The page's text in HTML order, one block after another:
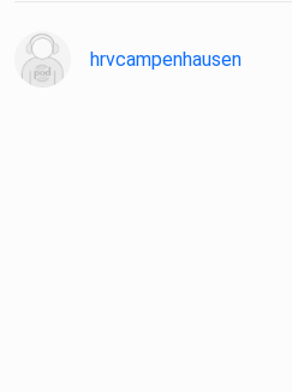
hrvcampenhausen